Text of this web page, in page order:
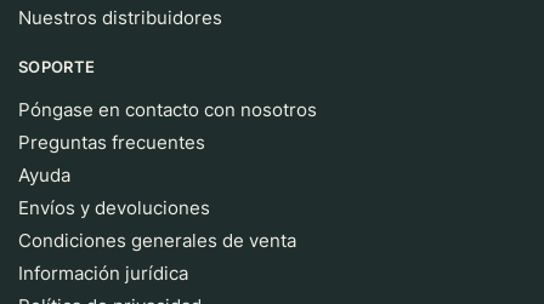
Nuestros distribuidores
SOPORTE
Póngase en contacto con nosotros
Preguntas frecuentes
Ayuda
Envíos y devoluciones
Condiciones generales de venta
Información jurídica